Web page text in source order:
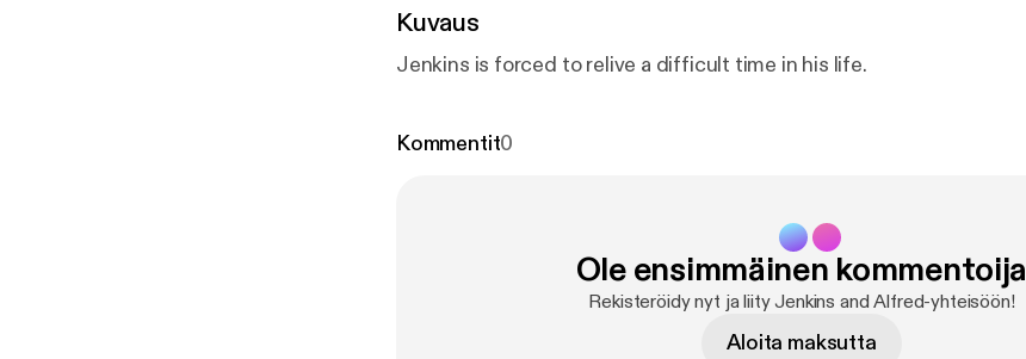
Kuvaus
Jenkins is forced to relive a difficult time in his life.
Kommentit0
Ole ensimmäinen kommentoija
Rekisteröidy nyt ja liity Jenkins and Alfred-yhteisöön!
Aloita maksutta